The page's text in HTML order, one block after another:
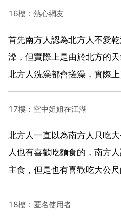
16樓：熱心網友
首先南方人認為北方人不愛
澡，但實際上是由於北方的
北方人洗澡都會搓澡，實際
17樓：空中姐姐在江湖
北方人一直以為南方人只吃
人也有喜歡吃麵食的，南方
主食，但是也有喜歡吃大公尺
18樓：匿名使用者